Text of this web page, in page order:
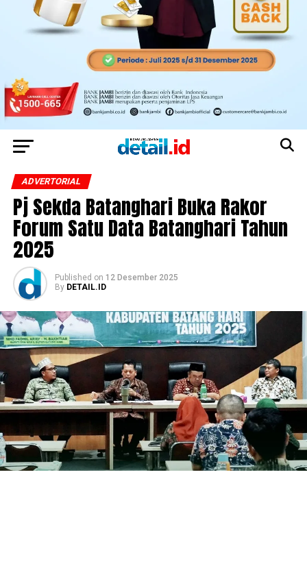
ADVERTORIAL
Pj Sekda Batanghari Buka Rakor
Forum Satu Data Batanghari Tahun
2025
Published on 12 Desember 2025
By DETAIL.ID